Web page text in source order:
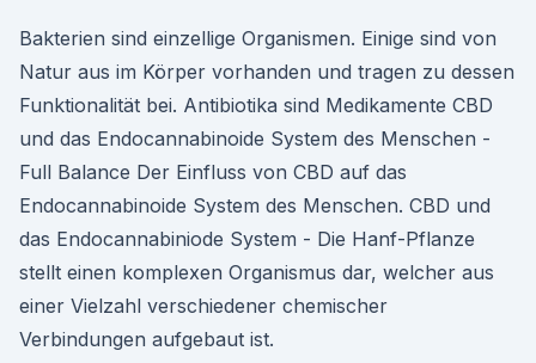
Bakterien sind einzellige Organismen. Einige sind von
Natur aus im Körper vorhanden und tragen zu dessen
Funktionalität bei. Antibiotika sind Medikamente CBD
und das Endocannabinoide System des Menschen -
Full Balance Der Einfluss von CBD auf das
Endocannabinoide System des Menschen. CBD und
das Endocannabiniode System - Die Hanf-Pflanze
stellt einen komplexen Organismus dar, welcher aus
einer Vielzahl verschiedener chemischer
Verbindungen aufgebaut ist.